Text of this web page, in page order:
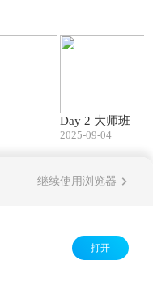
Day 2 大师班
2025-09-04
继续使用浏览器
打开